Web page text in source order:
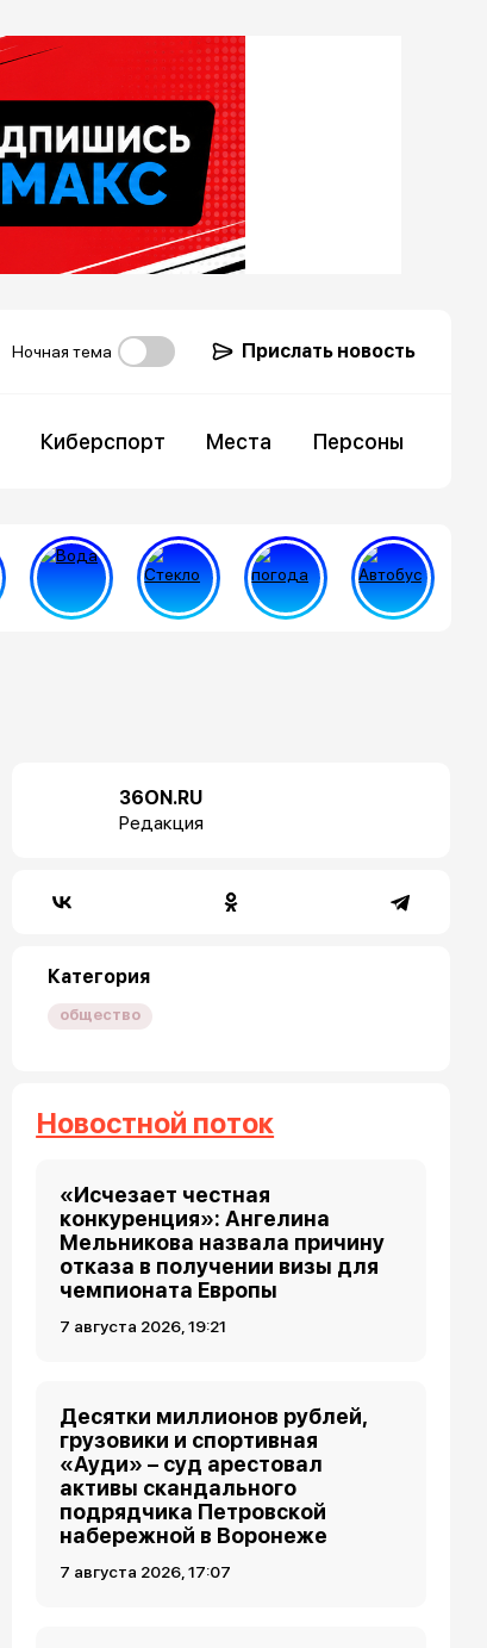
Ночная тема Прислать новость
Киберспорт Места Персоны
36ON.RU
Редакция
Категория
общество
Новостной поток
«Исчезает честная
конкуренция»: Ангелина
Мельникова назвала причину
отказа в получении визы для
чемпионата Европы
7 августа 2026, 19:21
Десятки миллионов рублей,
грузовики и спортивная
«Ауди» – суд арестовал
активы скандального
подрядчика Петровской
набережной в Воронеже
7 августа 2026, 17:07